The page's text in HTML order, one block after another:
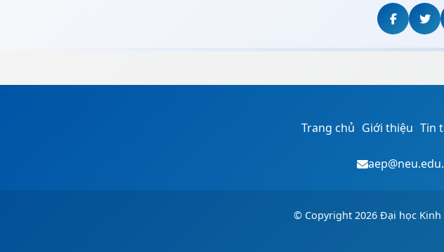
Trang chủ Giới thiệu Tin
© Copyright 2026 Đại học Kinh